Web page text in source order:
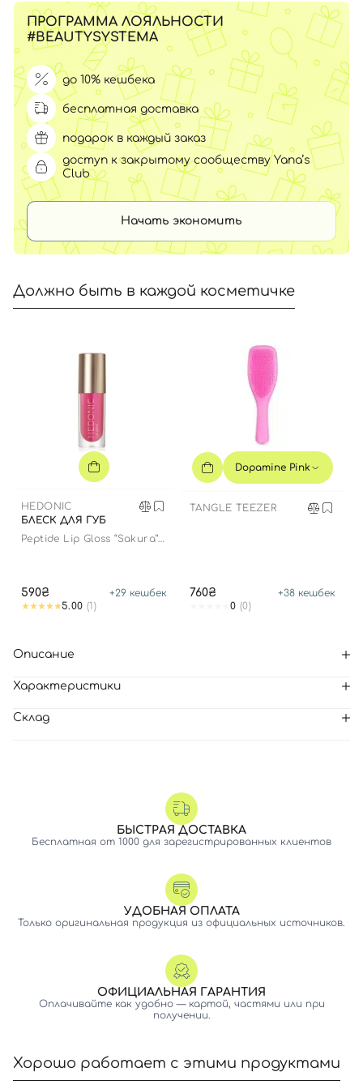
ПРОГРАММА ЛОЯЛЬНОСТИ
#BEAUTYSYSTEMA
до 10% кешбека
бесплатная доставка
подарок в каждый заказ
доступ к закрытому сообществу Yana’s
Club
Начать экономить
Должно быть в каждой косметичке
HEDONIC
БЛЕСК ДЛЯ ГУБ
Peptide Lip Gloss “Sakura”
590₴ +29 кешбек
5.00 (1)
Dopamine Pink
TANGLE TEEZER
760₴ +38 кешбек
0 (0)
Описание
Характеристики
Склад
БЫСТРАЯ ДОСТАВКА
Бесплатная от 1000 для зарегистрированных клиентов
УДОБНАЯ ОПЛАТА
Только оригинальная продукция из официальных источников.
ОФИЦИАЛЬНАЯ ГАРАНТИЯ
Оплачивайте как удобно — картой, частями или при
получении.
Хорошо работает с этими продуктами